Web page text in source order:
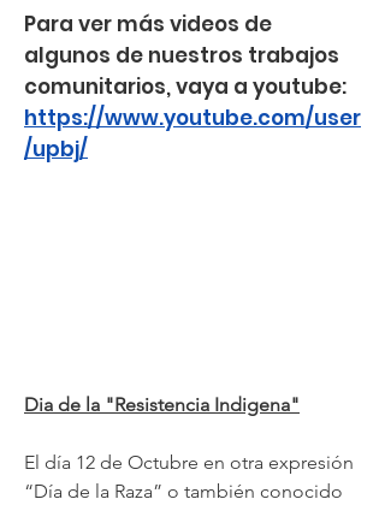
Para ver más videos de
algunos de nuestros trabajos
comunitarios, vaya a youtube:
https://www.youtube.com/user
/upbj/
Dia de la "Resistencia Indigena"
El día 12 de Octubre en otra expresión
“Día de la Raza” o también conocido